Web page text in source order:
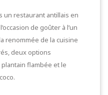
un restaurant antillais en
de goûter à l’un
renommée de la cuisine
deux options
flambée et le